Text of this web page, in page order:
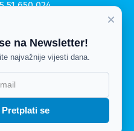
51 650 024
informacijama
×
na Newsletter!
najvažnije vijesti dana.
Pretplati se